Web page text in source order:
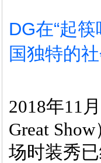
DG在“起
国独特的
2018年11
Great
场时装秀